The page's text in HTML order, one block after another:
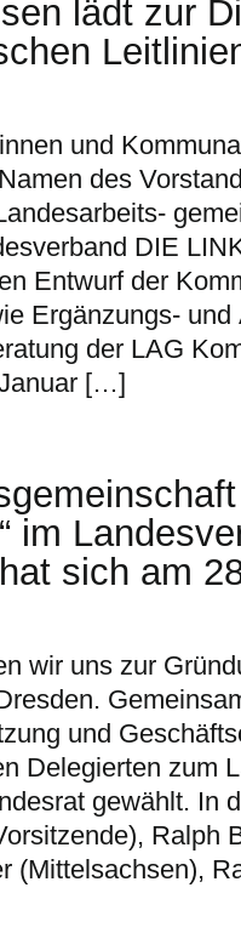
lädt zur
und
des
DIE
Entwurf der
Ergänzungs-
der LAG
[…]
im
sich am
wir uns zur
und
Delegierten zum
gewählt. In
Ralph
(Mittelsachsen),